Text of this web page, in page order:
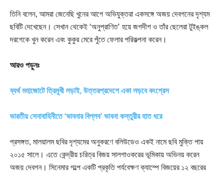
তিনি বলেন, আমরা জেনেছি খুনের আগে অভিযুক্তরা একসঙ্গে অজয় দেবগনের দৃশ্যম
ছবিটি দেখেছেন। সেখান থেকেই ‘অনুপ্রাণিত’ হয়ে জগদীশ ও তাঁর ছেলেরা টুইঙ্কল
দরগেকে খুন করেন এবং কুকুর মেরে পুঁতে ফেলার পরিকল্পনা করেন।
আরও পড়ুনঃ
ব্যর্থ মহাজোটে ত্রিমুখী লড়াই, উত্তরপ্রদেশে একা লড়বে কংগ্রেস
ভারতীয় সেনাবাহিনীতে ‘ভাবনার বিপ্লব’ ভাবনা কস্তুরীর হাত ধরে
প্রসঙ্গত, মালয়ালম ছবির দৃশ্যমের অনুকরণে বলিউডেও একই নামে ছবি মুক্তি পায়
২০১৫ সালে। এতে কেন্দ্রীয় চরিত্র বিজয় সালগাওকরের ভূমিকায় অভিনয় করেন
অজয় দেবগন। সিনেমার গল্পে একটি প্রকৃতি পর্যবেক্ষণ ক্যাম্পে বিজয়ের ১২ বছরের